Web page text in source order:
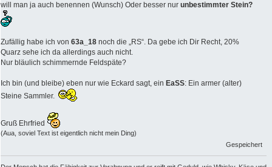
will man ja auch benennen (Wunsch) Oder besser nur unbestimmter Stein?
Zufällig habe ich von 63a_18 noch die „RS“. Da gebe ich Dir Recht, 20%
Quarz sehe ich da allerdings auch nicht.
Nur bläulich schimmernde Feldspäte?
Ich bin (und bleibe) eben nur wie Eckard sagt, ein EaSS: Ein armer (alter)
Steine Sammler.
Gruß Ehrfried
(Aua, soviel Text ist eigentlich nicht mein Ding)
Gespeichert